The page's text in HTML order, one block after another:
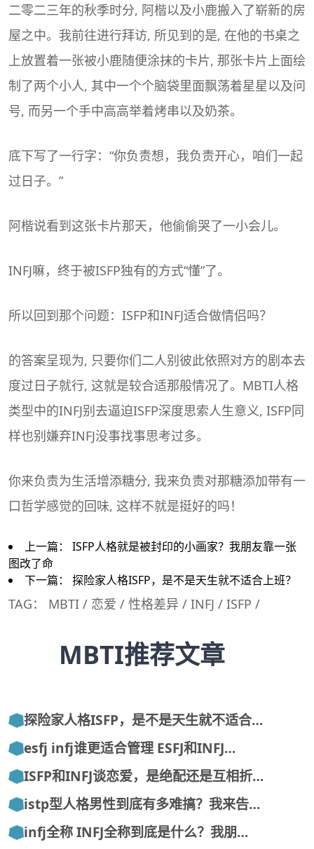
二零二三年的秋季时分, 阿楷以及小鹿搬入了崭新的房
屋之中。我前往进行拜访, 所见到的是, 在他的书桌之
上放置着一张被小鹿随便涂抹的卡片, 那张卡片上面绘
制了两个小人, 其中一个个脑袋里面飘荡着星星以及问
号, 而另一个手中高高举着烤串以及奶茶。
底下写了一行字：“你负责想，我负责开心，咱们一起
过日子。”
阿楷说看到这张卡片那天，他偷偷哭了一小会儿。
INFJ嘛，终于被ISFP独有的方式“懂”了。
所以回到那个问题：ISFP和INFJ适合做情侣吗？
的答案呈现为, 只要你们二人别彼此依照对方的剧本去
度过日子就行, 这就是较合适那般情况了。 MBTI人格
类型中的INFJ别去逼迫ISFP深度思索人生意义, ISFP同
样也别嫌弃INFJ没事找事思考过多。
你来负责为生活增添糖分, 我来负责对那糖添加带有一
口哲学感觉的回味, 这样不就是挺好的吗！
上一篇： ISFP人格就是被封印的小画家？我朋友靠一张
图改了命
下一篇： 探险家人格ISFP，是不是天生就不适合上班？
TAG： MBTI / 恋爱 / 性格差异 / INFJ / ISFP /
MBTI推荐文章
探险家人格ISFP，是不是天生就不适合…
esfj infj谁更适合管理 ESFJ和INFJ…
ISFP和INFJ谈恋爱，是绝配还是互相折…
istp型人格男性到底有多难搞？我来告…
infj全称 INFJ全称到底是什么？我朋…